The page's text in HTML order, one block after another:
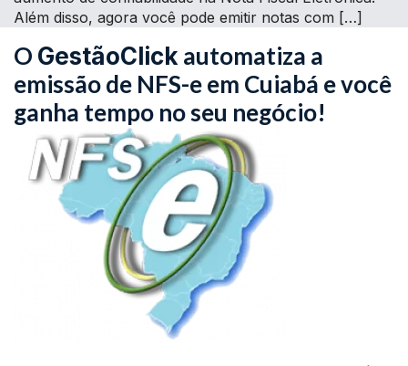
Além disso, agora você pode emitir notas com […]
O GestãoClick automatiza a
emissão de NFS-e em Cuiabá e você
ganha tempo no seu negócio!